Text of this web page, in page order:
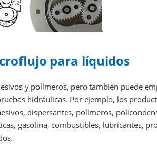
para líquidos
y polímeros, pero también puede
hidráulicas. Por ejemplo, los
dispersantes, polímeros,
gasolina, combustibles, lubricantes,